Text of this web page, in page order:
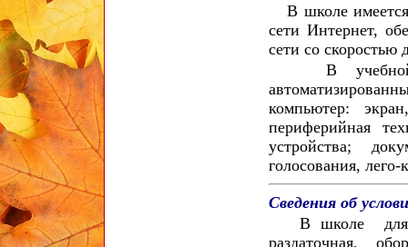
В школе имеется
сети Интернет,
сети со скоростью
В учебной и
компьютер:
периферийная
устройства;
голосования,
Сведения об
В школе для
раздаточная,